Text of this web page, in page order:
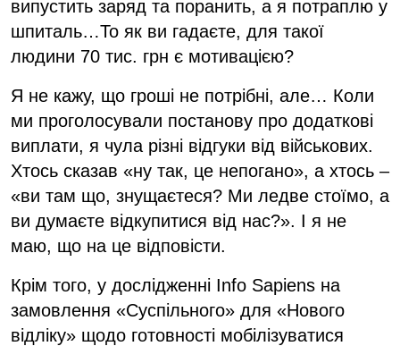
випустить заряд та поранить, а я потраплю у
шпиталь…То як ви гадаєте, для такої
людини 70 тис. грн є мотивацією?
Я не кажу, що гроші не потрібні, але… Коли
ми проголосували постанову про додаткові
виплати, я чула різні відгуки від військових.
Хтось сказав «ну так, це непогано», а хтось –
«ви там що, знущаєтеся? Ми ледве стоїмо, а
ви думаєте відкупитися від нас?». І я не
маю, що на це відповісти.
Крім того, у дослідженні Info Sapiens на
замовлення «Суспільного» для «Нового
відліку» щодо готовності мобілізуватися